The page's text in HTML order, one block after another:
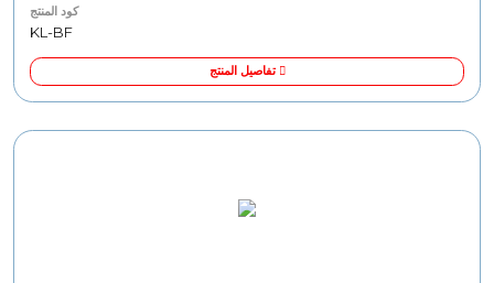
كود المنتج
KL-BF
تفاصيل المنتج